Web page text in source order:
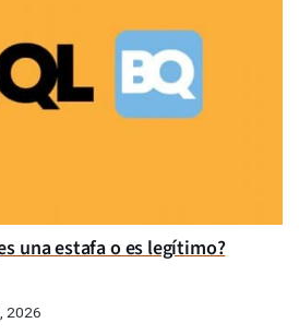
una estafa o es legítimo?
2026